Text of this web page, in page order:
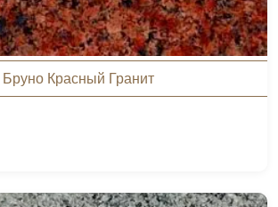
Бруно Красный Гранит